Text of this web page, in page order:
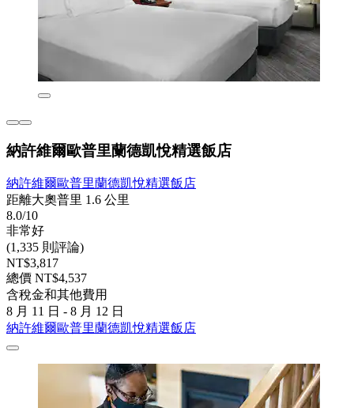
納許維爾歐普里蘭德凱悅精選飯店
納許維爾歐普里蘭德凱悅精選飯店
距離大奧普里 1.6 公里
8.0/10
非常好
(1,335 則評論)
NT$3,817
總價 NT$4,537
含稅金和其他費用
8 月 11 日 - 8 月 12 日
納許維爾歐普里蘭德凱悅精選飯店